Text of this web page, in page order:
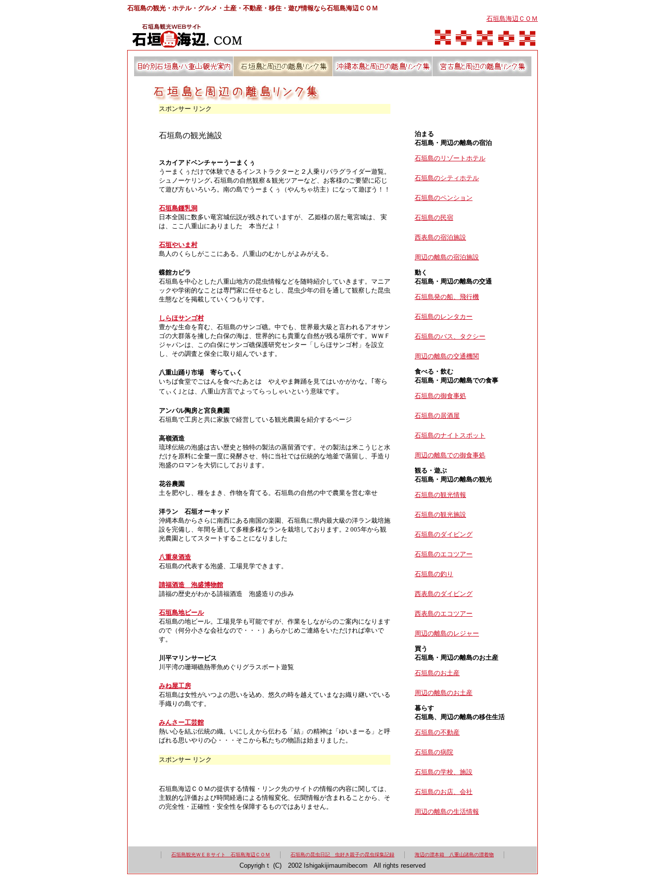
石垣島の観光・ホテル・グルメ・土産・不動産・移住・遊び情報なら石垣島海辺ＣＯＭ
石垣島海辺ＣＯＭ
スポンサー リンク
石垣島の観光施設
スカイアドベンチャーうーまくぅ
うーまくぅだけで体験できるインストラクターと２人乗りパラグライダー遊覧。
シュノーケリング､石垣島の自然観察＆観光ツアーなど、お客様のご要望に応じ
て遊び方もいろいろ。南の島でうーまくぅ（やんちゃ坊主）になって遊ぼう！！
石垣島鍾乳洞
日本全国に数多い竜宮城伝説が残されていますが、 乙姫様の居た竜宮城は、 実
は、ここ八重山にありました 本当だよ！
石垣やいま村
島人のくらしがここにある。八重山のむかしがよみがえる。
蝶館カビラ
石垣島を中心とした八重山地方の昆虫情報などを随時紹介していきます。マニア
ックや学術的なことは専門家に任せるとし、昆虫少年の目を通して観察した昆虫
生態などを掲載していくつもりです。
しらほサンゴ村
豊かな生命を育む、石垣島のサンゴ礁。中でも、世界最大級と言われるアオサン
ゴの大群落を擁した白保の海は、世界的にも貴重な自然が残る場所です。ＷＷＦ
ジャパンは、この白保にサンゴ礁保護研究センター「しらほサンゴ村」を設立
し、その調査と保全に取り組んでいます。
八重山踊り市場 寄らてぃく
いちば食堂でごはんを食べたあとは やえやま舞踊を見てはいかがかな。 ｢寄ら
てぃく｣ とは、八重山方言でよってらっしゃいという意味です 。
アンパル陶房と宮良農園
石垣島で工房と共に家族で経営している観光農園を紹介するページ
高嶺酒造
琉球伝統の泡盛は古い歴史と独特の製法の蒸留酒です。その製法は米こうじと水
だけを原料に全量一度に発酵させ、特に当社では伝統的な地釜で蒸留し、手造り
泡盛のロマンを大切にしております。
花谷農園
土を肥やし、種をまき、作物を育てる。石垣島の自然の中で農業を営む幸せ
洋ラン 石垣オーキッド
沖縄本島からさらに南西にある南国の楽園、石垣島に県内最大級の洋ラン栽培施
設を完備し、年間を通して多種多様なランを栽培しております。2 005年から観
光農園としてスタートすることになりました
八重泉酒造
石垣島の代表する泡盛、工場見学できます。
請福酒造 泡盛博物館
請福の歴史がわかる請福酒造 泡盛造りの歩み
石垣島地ビール
石垣島の地ビール。工場見学も可能ですが、作業をしながらのご案内になります
ので（何分小さな会社なので・・・）あらかじめご連絡をいただければ幸いで
す。
川平マリンサービス
川平湾の珊瑚礁熱帯魚めぐりグラスボート遊覧
みね屋工房
石垣島は女性がいつよの思いを込め、悠久の時を越えていまなお織り継いでいる
手織りの島です。
みんさー工芸館
熱い心を結ぶ伝統の織。 いにしえから伝わる「結」の精神は「ゆいまーる」と呼
ばれる思いやりの心・・・そこから私たちの物語は始まりました。
スポンサー リンク
石垣島海辺ＣＯＭの提供する情報・リンク先のサイトの情報の内容に関しては、
主観的な評価および時間経過による情報変化、伝聞情報が含まれることから、そ
の完全性・正確性・安全性を保障するものではありません。
泊まる
石垣島・周辺の離島の宿泊
石垣島のリゾートホテル
石垣島のシティホテル
石垣島のペンション
石垣島の民宿
西表島の宿泊施設
周辺の離島の宿泊施設
動く
石垣島・周辺の離島の交通
石垣島発の船、飛行機
石垣島のレンタカー
石垣島のバス、タクシー
周辺の離島の交通機関
食べる・飲む
石垣島・周辺の離島での食事
石垣島の御食事処
石垣島の居酒屋
石垣島のナイトスポット
周辺の離島での御食事処
観る・遊ぶ
石垣島・周辺の離島の観光
石垣島の観光情報
石垣島の観光施設
石垣島のダイビング
石垣島のエコツアー
石垣島の釣り
西表島のダイビング
西表島のエコツアー
周辺の離島のレジャー
買う
石垣島・周辺の離島のお土産
石垣島のお土産
周辺の離島のお土産
暮らす
石垣島、周辺の離島の移住生活
石垣島の不動産
石垣島の病院
石垣島の学校、施設
石垣島のお店、会社
周辺の離島の生活情報
石垣島観光ＷＥＢサイト 石垣島海辺ＣＯＭ 石垣島の昆虫日記 虫好き親子の昆虫採集記録 海辺の漂本箱 八重山諸島の漂着物
Copyrighｔ (C) 2002 Ishigakijimaumibecom All rights reserved